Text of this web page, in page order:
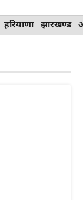
हरियाणा झारखण्ड